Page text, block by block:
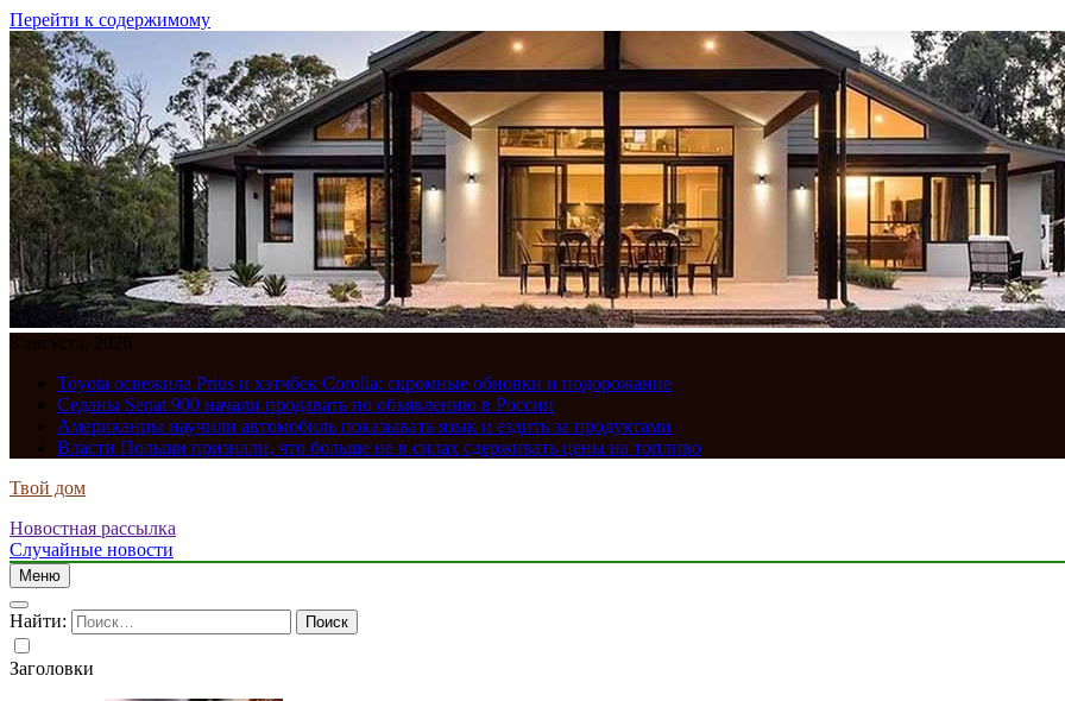
Перейти к содержимому
8 августа, 2026
Toyota освежила Prius и хэтчбек Corolla: скромные обновки и подорожание
Седаны Senat 900 начали продавать по объявлению в России
Американцы научили автомобиль показывать язык и ездить за продуктами
Власти Польши признали, что больше не в силах сдерживать цены на топливо
Твой дом
Новостная рассылка
Случайные новости
Меню
Найти:
Заголовки